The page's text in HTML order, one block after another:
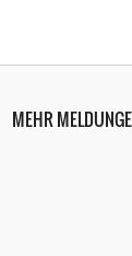
MEHR